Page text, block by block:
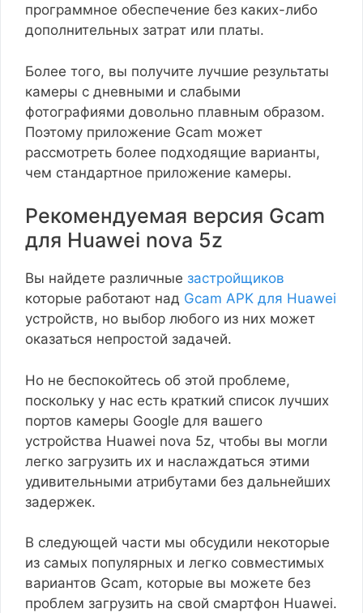
программное обеспечение без каких-либо
дополнительных затрат или платы.
Более того, вы получите лучшие результаты
камеры с дневными и слабыми
фотографиями довольно плавным образом.
Поэтому приложение Gcam может
рассмотреть более подходящие варианты,
чем стандартное приложение камеры.
Рекомендуемая версия Gcam
для Huawei nova 5z
Вы найдете различные застройщиков
которые работают над Gcam APK для Huawei
устройств, но выбор любого из них может
оказаться непростой задачей.
Но не беспокойтесь об этой проблеме,
поскольку у нас есть краткий список лучших
портов камеры Google для вашего
устройства Huawei nova 5z, чтобы вы могли
легко загрузить их и наслаждаться этими
удивительными атрибутами без дальнейших
задержек.
В следующей части мы обсудили некоторые
из самых популярных и легко совместимых
вариантов Gcam, которые вы можете без
проблем загрузить на свой смартфон Huawei.